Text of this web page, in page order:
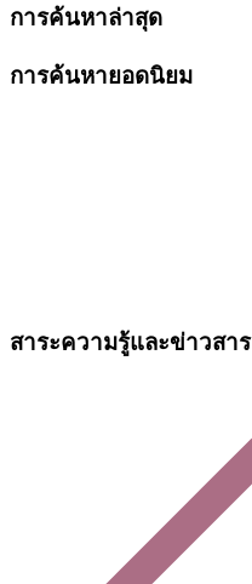
การค้นหาล่าสุด
การค้นหายอดนิยม
สาระความรู้และข่าวสาร